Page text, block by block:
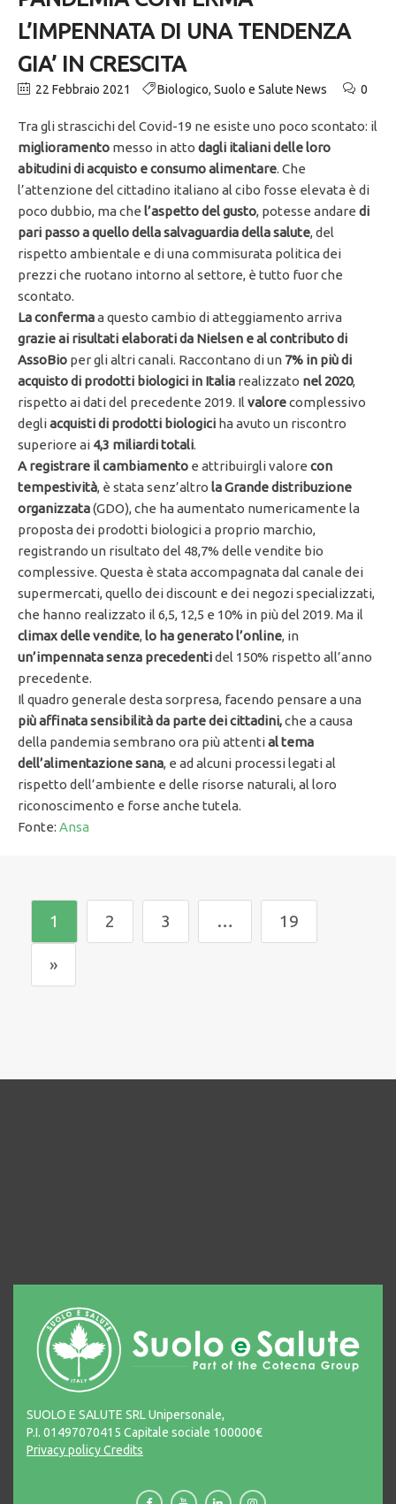
L’IMPENNATA DI UNA TENDENZA
GIA’ IN CRESCITA
22 Febbraio 2021 Biologico, Suolo e Salute News 0
Tra gli strascichi del Covid-19 ne esiste uno poco scontato: il
miglioramento messo in atto dagli italiani delle loro
abitudini di acquisto e consumo alimentare. Che
l’attenzione del cittadino italiano al cibo fosse elevata è di
poco dubbio, ma che l’aspetto del gusto, potesse andare di
pari passo a quello della salvaguardia della salute, del
rispetto ambientale e di una commisurata politica dei
prezzi che ruotano intorno al settore, è tutto fuor che
scontato.
La confermaa questo cambio di atteggiamento arriva
grazie ai risultati elaborati da Nielsen e al contributo di
AssoBio per gli altri canali. Raccontano di un 7% in più di
acquisto di prodotti biologici in Italia realizzato nel 2020,
rispetto ai dati del precedente 2019. Ilvalorecomplessivo
degliacquisti di prodotti biologici ha avuto un riscontro
superiore ai 4,3 miliardi totali.
A registrare il cambiamento e attribuirgli valore con
tempestività, è stata senz’altro la Grande distribuzione
organizzata(GDO), che ha aumentato numericamente la
proposta dei prodotti biologici a proprio marchio,
registrando un risultato del 48,7% delle vendite bio
complessive. Questa è stata accompagnata dal canale dei
supermercati, quello dei discount e dei negozi specializzati,
che hanno realizzato il 6,5, 12,5 e 10% in più del 2019. Ma il
climax delle vendite,lo ha generato l’online, in
un’impennata senza precedentidel 150% rispetto all’anno
precedente.
Il quadro generale desta sorpresa, facendo pensare a una
più affinata sensibilità da parte dei cittadini,che a causa
della pandemia sembrano ora più attential tema
dell’alimentazione sana, e ad alcuni processi legati al
rispetto dell’ambiente e delle risorse naturali, al loro
riconoscimento e forse anche tutela.
Fonte: Ansa
1 2 3 … 19
»
SUOLO E SALUTE SRL Unipersonale,
P.I. 01497070415 Capitale sociale 100000€
Privacy policyCredits